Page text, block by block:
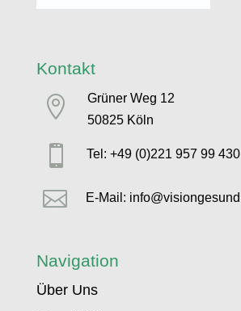
Kontakt

Grüner Weg 12
50825 Köln
 Tel: +49 (0)221 957 99 430
 E-Mail:
Navigation
Über Uns